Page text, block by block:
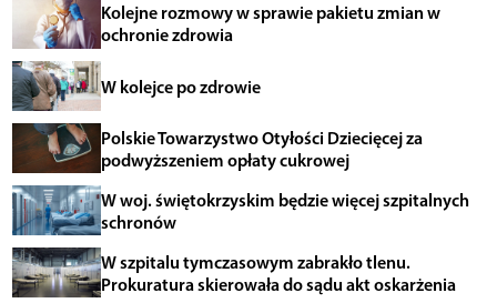
Kolejne rozmowy w sprawie pakietu zmian w
ochronie zdrowia
W kolejce po zdrowie
Polskie Towarzystwo Otyłości Dziecięcej za
podwyższeniem opłaty cukrowej
W woj. świętokrzyskim będzie więcej szpitalnych
schronów
W szpitalu tymczasowym zabrakło tlenu.
Prokuratura skierowała do sądu akt oskarżenia